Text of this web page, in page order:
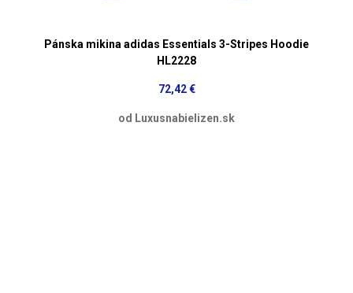
Pánska mikina adidas Essentials 3-Stripes Hoodie
HL2228
72,42 €
od Luxusnabielizen.sk